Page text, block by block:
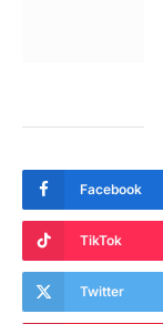
Facebook
TikTok
Twitter